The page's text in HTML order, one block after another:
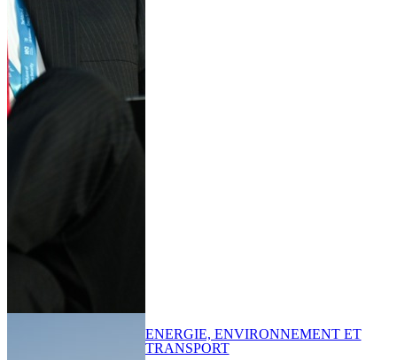
ENERGIE, ENVIRONNEMENT ET
TRANSPORT